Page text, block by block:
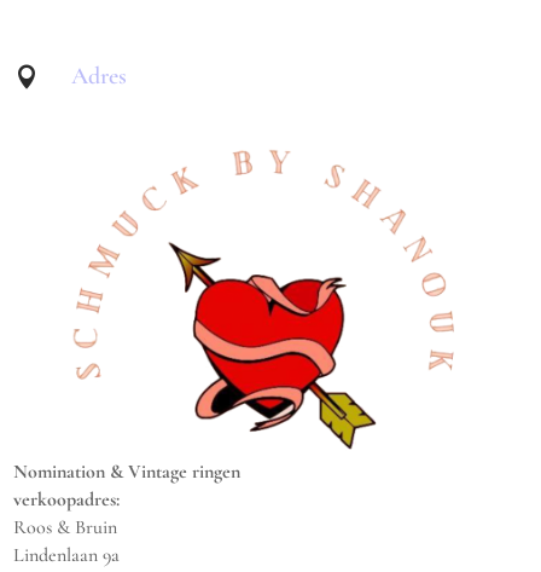
 Adres
Nomination & Vintage ringen
verkoopadres:
Roos & Bruin
Lindenlaan 9a